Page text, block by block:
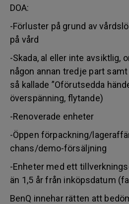
DOA:
-Förluster på grund av
på vård
-Skada, al eller inte avsiktlig,
någon annan tredje part
så kallade ”Oförutsedda
överspänning, flytande)
-Renoverade enheter
-Öppen förpackning/
chans/demo-försäljning
-Enheter med ett
än 1,5 år från inköpsdatum
BenQ innehar rätten att